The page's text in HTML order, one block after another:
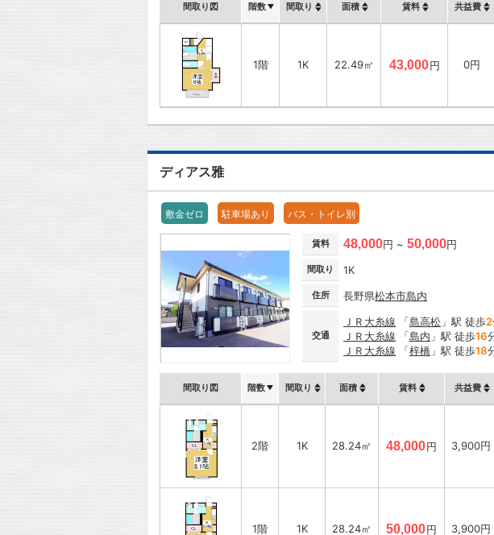
間取り図 階数 間取り 面積 賃料 共益費
1階 1K 22.49㎡ 43,000円 0円
ディアス雅
敷金ゼロ 駐車場あり バス・トイレ別
賃料 48,000円 ~ 50,000円
間取り 1K
住所 長野県松本市島内
交通
ＪＲ大糸線 「島高松 」駅 徒歩2
ＪＲ大糸線 「島内 」駅 徒歩16
ＪＲ大糸線 「梓橋 」駅 徒歩18
間取り図 階数 間取り 面積 賃料 共益費
2階 1K 28.24㎡ 48,000円 3,900円
1階 1K 28.24㎡ 50,000円 3,900円